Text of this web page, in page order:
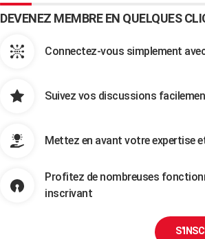
DEVENEZ MEMBRE EN QUELQUES
Connectez-vous simplement
Suivez vos discussions
Mettez en avant votre expertise
Profitez de nombreuses
inscrivant